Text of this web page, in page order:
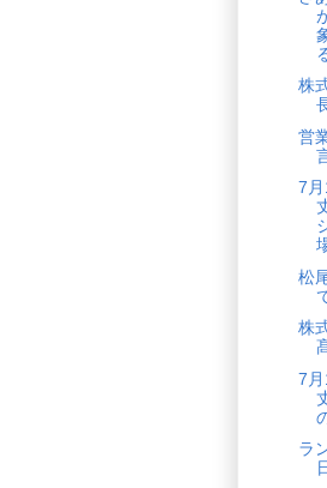
株
営
7
松
株
7
ラ